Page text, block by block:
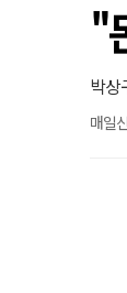
"
박상
매일